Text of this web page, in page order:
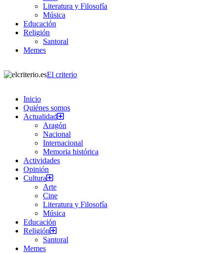
Literatura y Filosofía
Música
Educación
Religión
Santoral
Memes
El criterio
Inicio
Quiénes somos
Actualidad
Aragón
Nacional
Internacional
Memoria histórica
Actividades
Opinión
Cultura
Arte
Cine
Literatura y Filosofía
Música
Educación
Religión
Santoral
Memes